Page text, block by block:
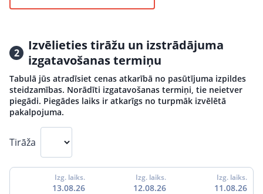
2
Izvēlieties tirāžu un izstrādājuma
izgatavošanas termiņu
Tabulā jūs atradīsiet cenas atkarībā no pasūtījuma izpildes
steidzamības. Norādīti izgatavošanas termiņi, tie neietver
piegādi. Piegādes laiks ir atkarīgs no turpmāk izvēlētā
pakalpojuma.
Tirāža
Izg. laiks.
13.08.26
Izg. laiks.
12.08.26
Izg. laiks.
11.08.26